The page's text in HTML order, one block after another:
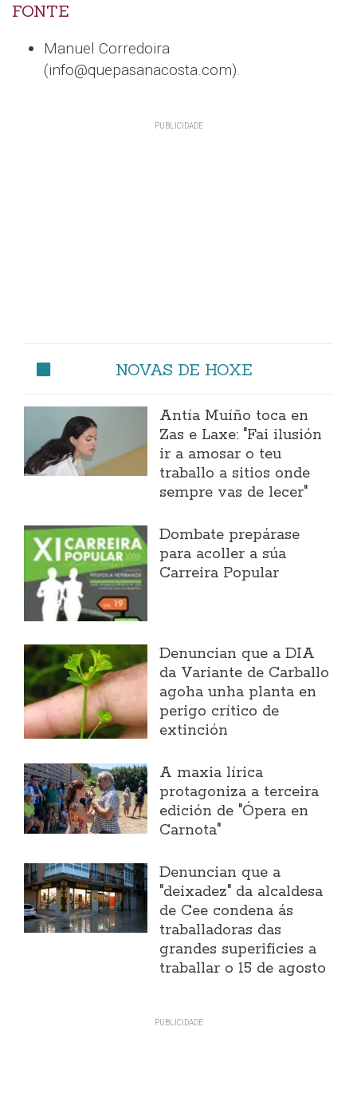
FONTE
Manuel Corredoira
(info@quepasanacosta.com).
NOVAS DE HOXE
Antía Muíño toca en
Zas e Laxe: "Fai ilusión
ir a amosar o teu
traballo a sitios onde
sempre vas de lecer"
Dombate prepárase
para acoller a súa
Carreira Popular
Denuncian que a DIA
da Variante de Carballo
agoha unha planta en
perigo crítico de
extinción
A maxia lírica
protagoniza a terceira
edición de "Ópera en
Carnota"
Denuncian que a
"deixadez" da alcaldesa
de Cee condena ás
traballadoras das
grandes superificies a
traballar o 15 de agosto